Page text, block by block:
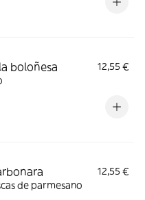
boloñesa
12,55 €
12,55 €
de parmesano